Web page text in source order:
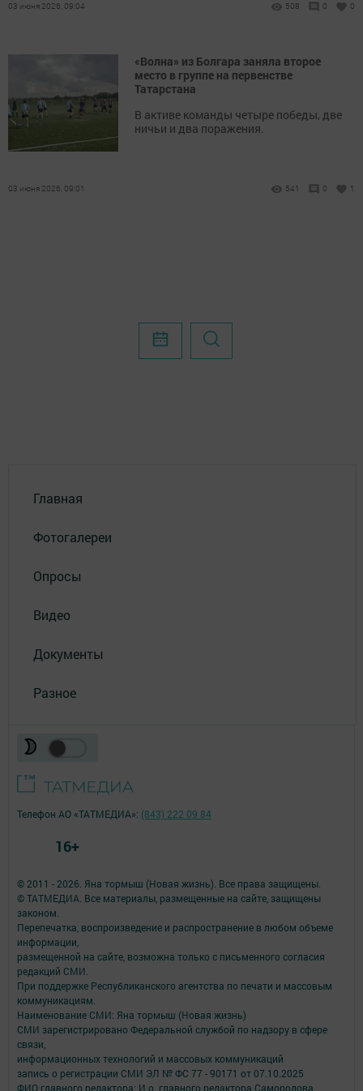
03 июня 2026, 09:04 508 0 0
«Волна» из Болгара заняла второе
место в группе на первенстве
Татарстана
В активе команды четыре победы, две
ничьи и два поражения.
03 июня 2026, 09:01 541 0 1
Главная
Фотогалереи
Опросы
Видео
Документы
Разное
© 2011 - 2026. Яна тормыш (Новая жизнь). Все права защищены.
© ТАТМЕДИА. Все материалы, размещенные на сайте, защищены
законом.
Перепечатка, воспроизведение и распространение в любом объеме
информации,
размещенной на сайте, возможна только с письменного согласия
редакций СМИ.
При поддержке Республиканского агентства по печати и массовым
коммуникациям.
Наименование СМИ: Яна тормыш (Новая жизнь)
СМИ зарегистрировано Федеральной службой по надзору в сфере
связи,
информационных технологий и массовых коммуникаций
запись о регистрации СМИ ЭЛ № ФС 77 - 90171 от 07.10.2025
ФИО главного редактора: И.о. главного редактора Самородова
Телефон АО «ТАТМЕДИА»: (843) 222 09 84
16+